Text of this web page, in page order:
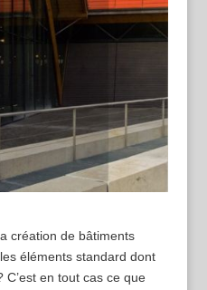
création de bâtiments
éléments standard dont
en tout cas ce que